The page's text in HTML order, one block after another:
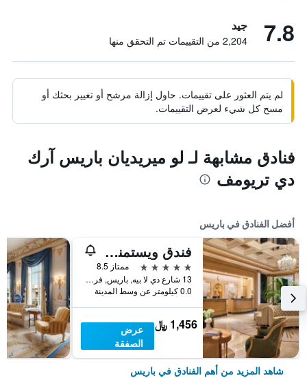
7.8 جيد
2,204 من التقييمات تم التحقق منها
لم يتم العثور على تقييمات. حاول إزالة مرشح أو تغيير بحثك أو
مسح كل شيء لعرض التقييمات.
فنادق مشابهة لـ لو ميريديان باريس آرك
دي تريومف
أفضل الفنادق في باريس
فندق ويستمنستر
5 نجوم
ممتاز 8.5
13 شارع دي لا بيه, باريس, فرنسا
0.0 كيلومتر عن وسط المدينة
1,456 ﷼
عرض
الصفقة
شاهد المزيد من أهم الفنادق في باريس